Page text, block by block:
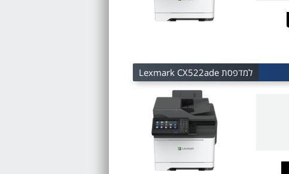
למדפסת Lexmark CX522ade